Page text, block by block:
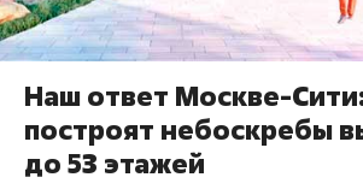
Наш ответ Москве-
построят небоскребы
до 53 этажей